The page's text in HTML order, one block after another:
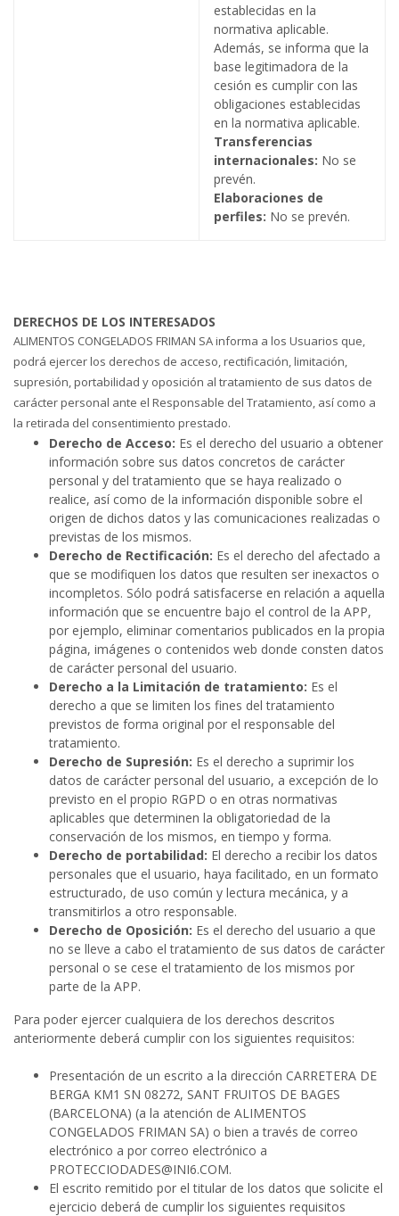
establecidas en la
normativa aplicable.
Además, se informa que la
base legitimadora de la
cesión es cumplir con las
obligaciones establecidas
en la normativa aplicable.
Transferencias
internacionales: No se
prevén.
Elaboraciones de
perfiles: No se prevén.
DERECHOS DE LOS INTERESADOS
ALIMENTOS CONGELADOS FRIMAN SA informa a los Usuarios que,
podrá ejercer los derechos de acceso, rectificación, limitación,
supresión, portabilidad y oposición al tratamiento de sus datos de
carácter personal ante el Responsable del Tratamiento, así como a
la retirada del consentimiento prestado.
Derecho de Acceso: Es el derecho del usuario a obtener
información sobre sus datos concretos de carácter
personal y del tratamiento que se haya realizado o
realice, así como de la información disponible sobre el
origen de dichos datos y las comunicaciones realizadas o
previstas de los mismos.
Derecho de Rectificación: Es el derecho del afectado a
que se modifiquen los datos que resulten ser inexactos o
incompletos. Sólo podrá satisfacerse en relación a aquella
información que se encuentre bajo el control de la APP,
por ejemplo, eliminar comentarios publicados en la propia
página, imágenes o contenidos web donde consten datos
de carácter personal del usuario.
Derecho a la Limitación de tratamiento: Es el
derecho a que se limiten los fines del tratamiento
previstos de forma original por el responsable del
tratamiento.
Derecho de Supresión: Es el derecho a suprimir los
datos de carácter personal del usuario, a excepción de lo
previsto en el propio RGPD o en otras normativas
aplicables que determinen la obligatoriedad de la
conservación de los mismos, en tiempo y forma.
Derecho de portabilidad: El derecho a recibir los datos
personales que el usuario, haya facilitado, en un formato
estructurado, de uso común y lectura mecánica, y a
transmitirlos a otro responsable.
Derecho de Oposición: Es el derecho del usuario a que
no se lleve a cabo el tratamiento de sus datos de carácter
personal o se cese el tratamiento de los mismos por
parte de la APP.
Para poder ejercer cualquiera de los derechos descritos
anteriormente deberá cumplir con los siguientes requisitos:
Presentación de un escrito a la dirección CARRETERA DE
BERGA KM1 SN 08272, SANT FRUITOS DE BAGES
(BARCELONA) (a la atención de ALIMENTOS
CONGELADOS FRIMAN SA) o bien a través de correo
electrónico a por correo electrónico a
PROTECCIODADES@INI6.COM.
El escrito remitido por el titular de los datos que solicite el
ejercicio deberá de cumplir los siguientes requisitos